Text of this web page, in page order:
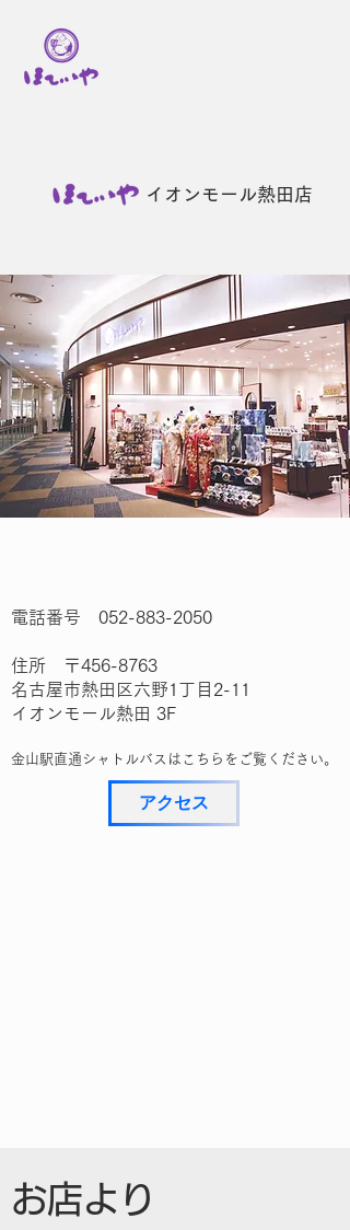
ほていや イオンモール熱田店
電話番号 052-883-2050
住所 〒456-8763
名古屋市熱田区六野1丁目2-11
イオンモール熱田 3F
​金山駅直通シャトルバスは こちらをご覧ください。
アクセス
​お店より